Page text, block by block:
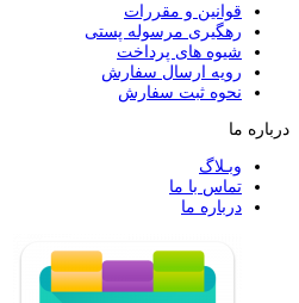
قوانین و مقررات
رهگیری مرسوله پستی
شیوه های پرداخت
رویه ارسال سفارش
نحوه ثبت سفارش
درباره ما
وبـلاگ
تماس با ما
درباره ما